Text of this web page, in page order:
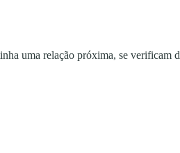
uma relação próxima, se verificam